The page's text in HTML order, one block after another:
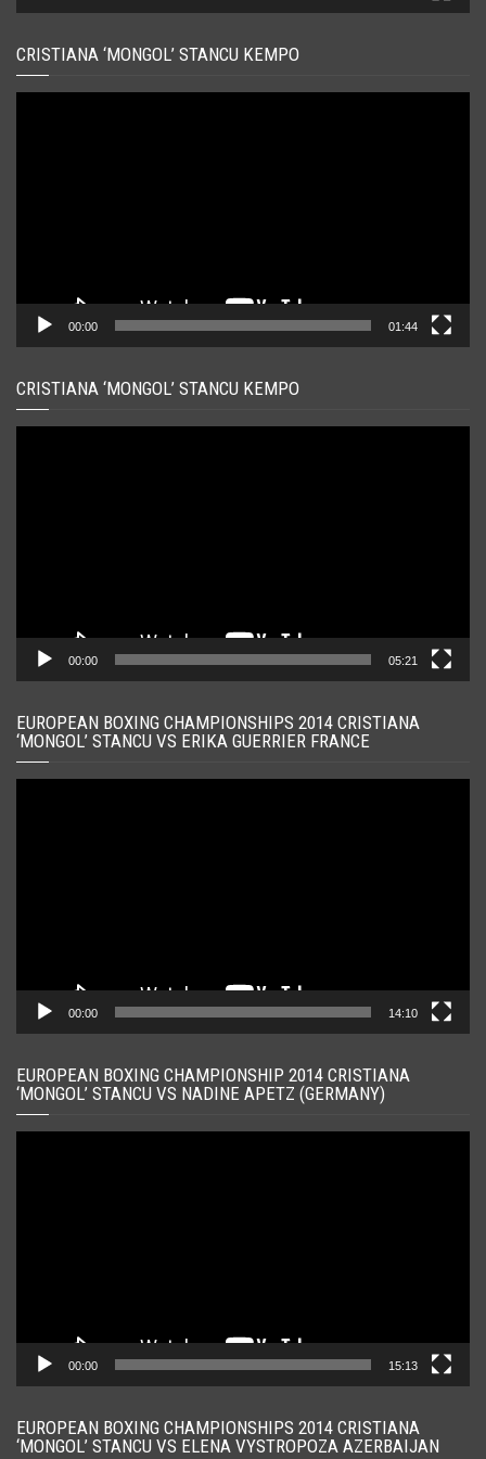
CRISTIANA ‘MONGOL’ STANCU KEMPO
00:00 01:44
CRISTIANA ‘MONGOL’ STANCU KEMPO
00:00 05:21
EUROPEAN BOXING CHAMPIONSHIPS 2014 CRISTIANA
‘MONGOL’ STANCU VS ERIKA GUERRIER FRANCE
00:00 14:10
EUROPEAN BOXING CHAMPIONSHIP 2014 CRISTIANA
‘MONGOL’ STANCU VS NADINE APETZ (GERMANY)
00:00 15:13
EUROPEAN BOXING CHAMPIONSHIPS 2014 CRISTIANA
‘MONGOL’ STANCU VS ELENA VYSTROPOZA AZERBAIJAN